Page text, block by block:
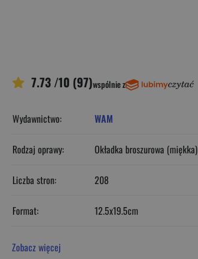
7.73 /10 (97)wspólnie z
Wydawnictwo: WAM
Rodzaj oprawy: Okładka broszurowa (miękka)
Liczba stron: 208
Format: 12.5x19.5cm
Zobacz więcej